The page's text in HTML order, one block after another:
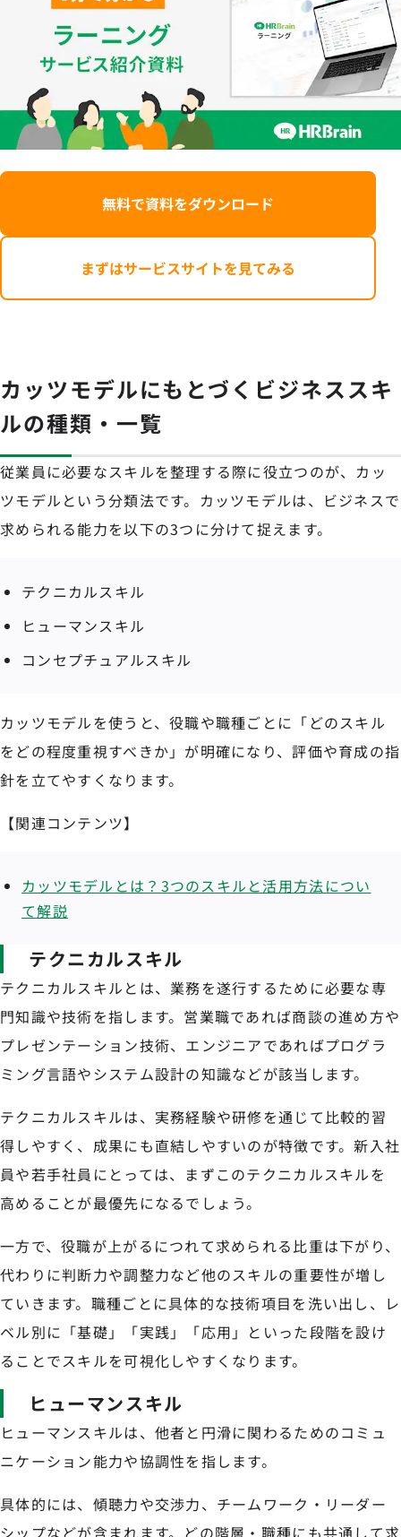
無料で資料をダウンロード
まずはサービスサイトを見てみる
カッツモデルにもとづくビジネススキ
ルの種類・一覧
従業員に必要なスキルを整理する際に役立つのが、カッ
ツモデルという分類法です。カッツモデルは、ビジネスで
求められる能力を以下の3つに分けて捉えます。
テクニカルスキル
ヒューマンスキル
コンセプチュアルスキル
カッツモデルを使うと、役職や職種ごとに「どのスキル
をどの程度重視すべきか」が明確になり、評価や育成の指
針を立てやすくなります。
【関連コンテンツ】
カッツモデルとは？3つのスキルと活用方法につい
て解説
テクニカルスキル
テクニカルスキルとは、業務を遂行するために必要な専
門知識や技術を指します。営業職であれば商談の進め方や
プレゼンテーション技術、エンジニアであればプログラ
ミング言語やシステム設計の知識などが該当します。
テクニカルスキルは、実務経験や研修を通じて比較的習
得しやすく、成果にも直結しやすいのが特徴です。新入社
員や若手社員にとっては、まずこのテクニカルスキルを
高めることが最優先になるでしょう。
一方で、役職が上がるにつれて求められる比重は下がり、
代わりに判断力や調整力など他のスキルの重要性が増し
ていきます。職種ごとに具体的な技術項目を洗い出し、レ
ベル別に「基礎」「実践」「応用」といった段階を設け
ることでスキルを可視化しやすくなります。
ヒューマンスキル
ヒューマンスキルは、他者と円滑に関わるためのコミュ
ニケーション能力や協調性を指します。
具体的には、傾聴力や交渉力、チームワーク・リーダー
シップなどが含まれます。どの階層・職種にも共通して求